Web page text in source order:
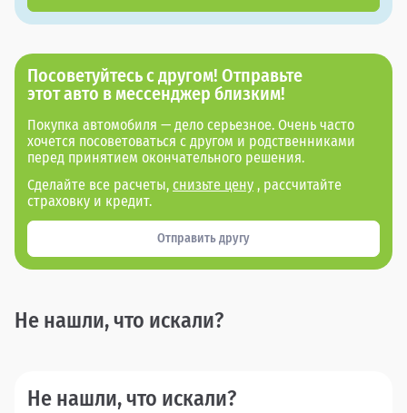
Посоветуйтесь с другом! Отправьте
этот авто в мессенджер близким!
Покупка автомобиля — дело серьезное. Очень часто
хочется посоветоваться с другом и родственниками
перед принятием окончательного решения.
Сделайте все расчеты, снизьте цену , рассчитайте
страховку и кредит.
Отправить другу
Не нашли, что искали?
Не нашли, что искали?